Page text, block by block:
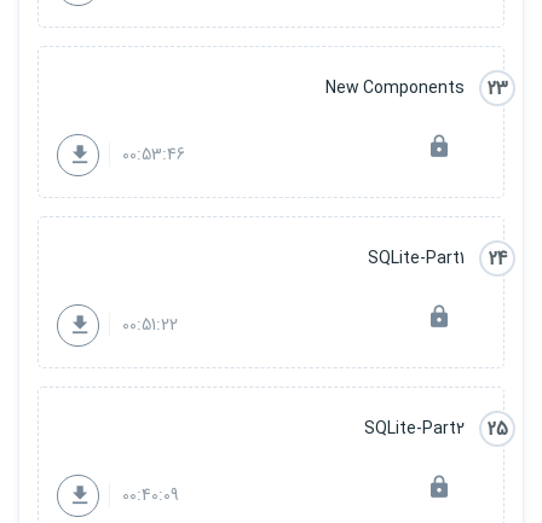
23
New Components
00:53:46
24
SQLite-Part1
00:51:22
25
SQLite-Part2
00:40:09